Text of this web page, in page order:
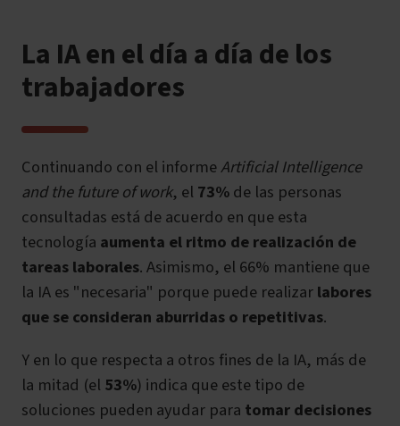
La IA en el día a día de los
trabajadores
Continuando con el informeArtificial Intelligence
and the future of work, el 73%de las personas
consultadas está de acuerdo en que esta
tecnología aumenta el ritmo de realización de
tareas laborales. Asimismo, el 66% mantiene que
la IA es "necesaria" porque puede realizarlabores
que se consideran aburridas o repetitivas.
Y en lo que respecta a otros fines de la IA, más de
la mitad (el 53%) indica que este tipo de
soluciones pueden ayudar para tomar decisiones